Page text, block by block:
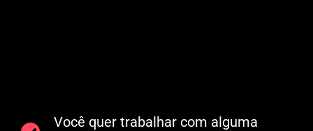
Você quer trabalhar com alguma